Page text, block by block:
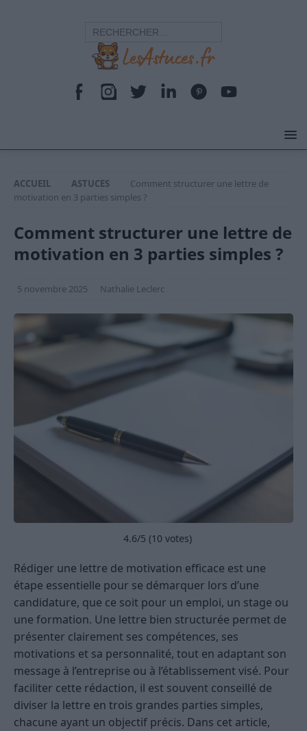
ACCUEIL ASTUCES
Comment structurer une lettre de
motivation en 3 parties simples ?
Comment structurer une lettre de
motivation en 3 parties simples ?
5 novembre 2025 Nathalie Leclerc
4.6/5 (10 votes)
Rédiger une lettre de motivation efficace est une
étape essentielle pour se démarquer lors d’une
candidature, que ce soit pour un emploi, un stage ou
une formation. Une lettre bien structurée permet de
présenter clairement ses compétences, ses
motivations et sa personnalité, tout en adaptant son
message à l’entreprise ou à l’établissement visé. Pour
faciliter cette rédaction, il est souvent conseillé de
diviser la lettre en trois grandes parties simples,
chacune ayant un objectif précis. Dans cet article,